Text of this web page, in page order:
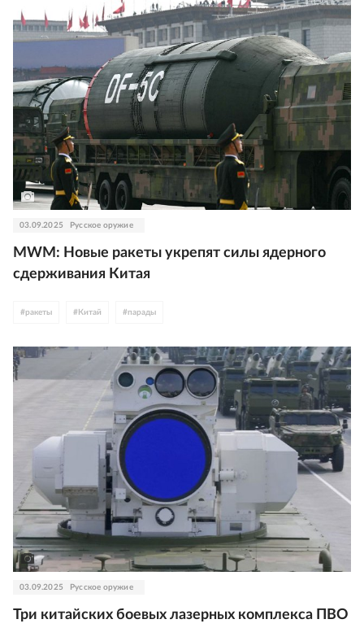
03.09.2025 Русское оружие
MWM: Новые ракеты укрепят силы ядерного
сдерживания Китая
#ракеты # Китай #парады
03.09.2025 Русское оружие
Три китайских боевых лазерных комплекса ПВО